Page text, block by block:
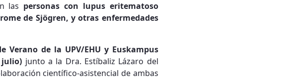
las personas con lupus eritematoso
de Sjögren, y otras enfermedades
Verano de la UPV/EHU y Euskampus
julio) junto a la Dra. Estíbaliz Lázaro del
científico-asistencial de ambas